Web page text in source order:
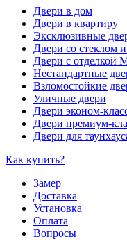
Двери в дом
Двери в квартиру
Эксклюзивные
Двери со стеклом
Двери с отделкой
Нестандартные
Взломостойкие
Уличные двери
Двери эконом-
Двери премиум-
Двери для
Как купить?
Замер
Доставка
Установка
Оплата
Вопросы